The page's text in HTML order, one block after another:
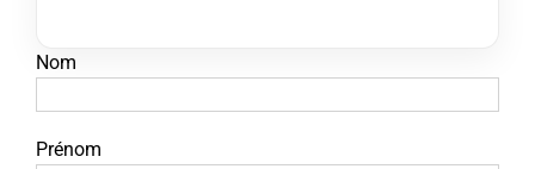
Nom
Prénom